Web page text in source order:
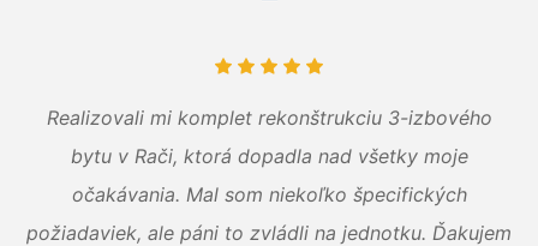
Realizovali mi komplet rekonštrukciu 3-izbového
bytu v Rači, ktorá dopadla nad všetky moje
očakávania. Mal som niekoľko špecifických
požiadaviek, ale páni to zvládli na jednotku. Ďakujem